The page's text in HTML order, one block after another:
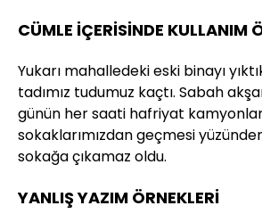
CÜMLE İÇERİSİNDE KULLANIM
Yukarı mahalledeki eski binayı
tadımız tudumuz kaçtı. Sabah
günün her saati hafriyat
sokaklarımızdan geçmesi
sokağa çıkamaz oldu.
YANLIŞ YAZIM ÖRNEKLERİ